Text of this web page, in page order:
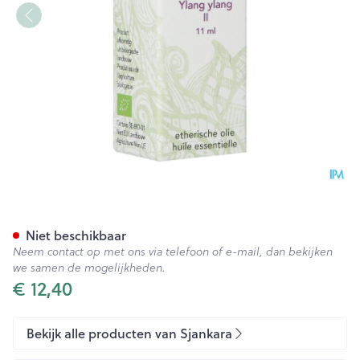
€ 12,40
Niet beschikbaar
Neem contact op met ons via telefoon of e-mail, dan bekijken
we samen de mogelijkheden.
Bekijk alle producten van Sjankara